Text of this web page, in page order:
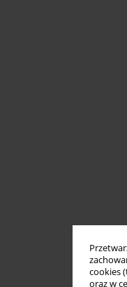
cookies
oraz w